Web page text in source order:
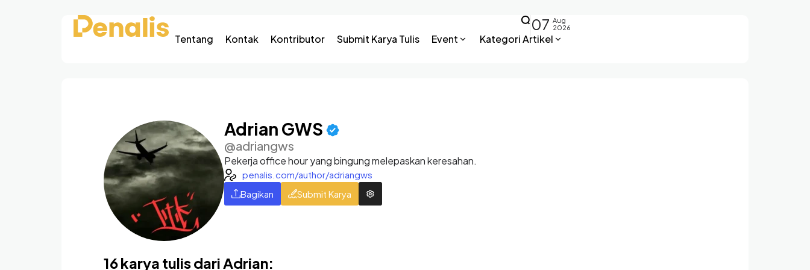
Tentang Kontak Kontributor Submit Karya Tulis Event Kategori Artikel
07 Aug
2026
Adrian GWS
@adriangws
Pekerja office hour yang bingung melepaskan keresahan.
penalis.com/author/adriangws
Bagikan
Submit Karya
16 karya tulis dari Adrian: